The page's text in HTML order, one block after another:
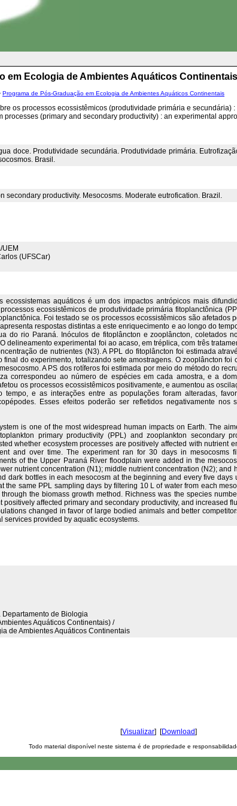
em Ecologia de Ambientes Aquáticos Continentais
Programa de Pós-Graduação em Ecologia de Ambientes Aquáticos Continentais
os processos ecossistêmicos (produtividade primária e secundária)
processes (primary and secondary productivity) : an experimental
doce. Produtividade secundária. Produtividade primária.
Brasil.
secondary productivity. Mesocosms. Moderate eutrofication. Brazil.
UEM
(UFSCar)
ecossistemas aquáticos é um dos impactos antrópicos mais
ecossistêmicos de produtividade primária fitoplanctônica
Foi testado se os processos ecossistêmicos são afetados
respostas distintas a este enriquecimento e ao longo do
do rio Paraná. Inóculos de fitoplâncton e zooplâncton, coletados
delineamento experimental foi ao acaso, em tréplica, com três
de nutrientes (N3). A PPL do fitoplâncton foi estimada
do experimento, totalizando sete amostragens. O zooplâncton
A PS dos rotíferos foi estimada por meio do método do
correspondeu ao número de espécies em cada amostra, e a
os processos ecossistêmicos positivamente, e aumentou as
tempo, e as interações entre as populações foram alteradas,
Esses efeitos poderão ser refletidos negativamente nos
is one of the most widespread human impacts on Earth. The
primary productivity (PPL) and zooplankton secondary
whether ecosystem processes are positively affected with nutrient
and over time. The experiment ran for 30 days in mesocosms
of the Upper Paraná River floodplain were added in the
nutrient concentration (N1); middle nutrient concentration (N2);
dark bottles in each mesocosm at the beginning and every five
the same PPL sampling days by filtering 10 L of water from each
the biomass growth method. Richness was the species
affected primary and secondary productivity, and increased
changed in favor of large bodied animals and better
services provided by aquatic ecosystems.
Departamento de Biologia
Aquáticos Continentais) /
de Ambientes Aquáticos Continentais
[Visualizar] [Download]
Todo material disponível neste sistema é de propriedade e